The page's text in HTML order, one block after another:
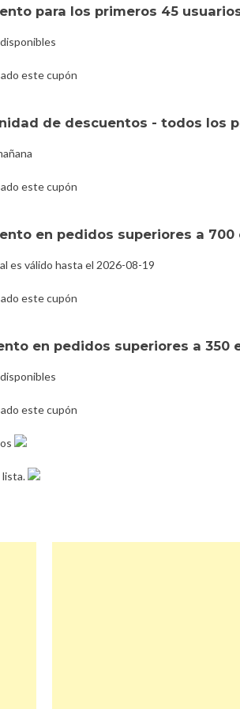
para los primeros 45
este cupón
de descuentos - todos los
este cupón
en pedidos superiores a
es válido hasta el 2026-08-19
este cupón
en pedidos superiores a
este cupón
lista.